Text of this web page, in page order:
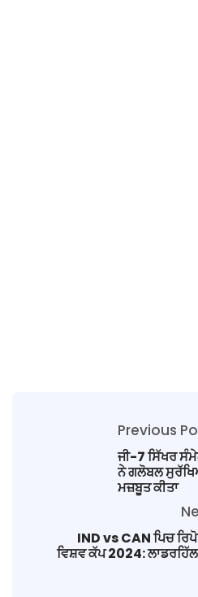
Previous
ਜੀ-7 ਸਿੱਖਰ
ਨੇ ਗਲੋਬਲ
ਮਜ਼ਬੂਤ ਕੀਤਾ
IND vs CAN ਪਿਚ
ਵਿਸ਼ਵ ਕੱਪ 2024: